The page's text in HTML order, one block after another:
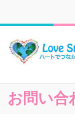
お問い合